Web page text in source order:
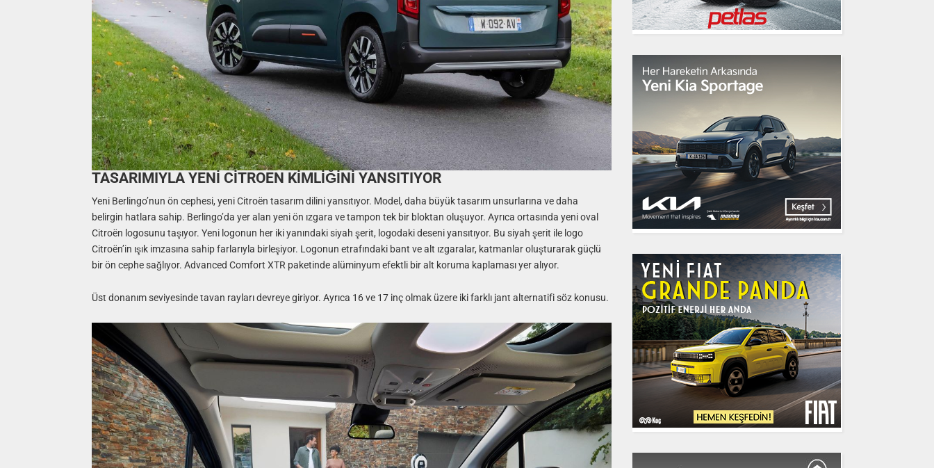
TASARIMIYLA YENİ CİTROEN KİMLİĞİNİ YANSITIYOR
Yeni Berlingo’nun ön cephesi, yeni Citroën tasarım dilini yansıtıyor. Model, daha büyük tasarım unsurlarına ve daha
belirgin hatlara sahip. Berlingo’da yer alan yeni ön ızgara ve tampon tek bir bloktan oluşuyor. Ayrıca ortasında yeni oval
Citroën logosunu taşıyor. Yeni logonun her iki yanındaki siyah şerit, logodaki deseni yansıtıyor. Bu siyah şerit ile logo
Citroën’in ışık imzasına sahip farlarıyla birleşiyor. Logonun etrafındaki bant ve alt ızgaralar, katmanlar oluşturarak güçlü
bir ön cephe sağlıyor. Advanced Comfort XTR paketinde alüminyum efektli bir alt koruma kaplaması yer alıyor.
Üst donanım seviyesinde tavan rayları devreye giriyor. Ayrıca 16 ve 17 inç olmak üzere iki farklı jant alternatifi söz konusu.